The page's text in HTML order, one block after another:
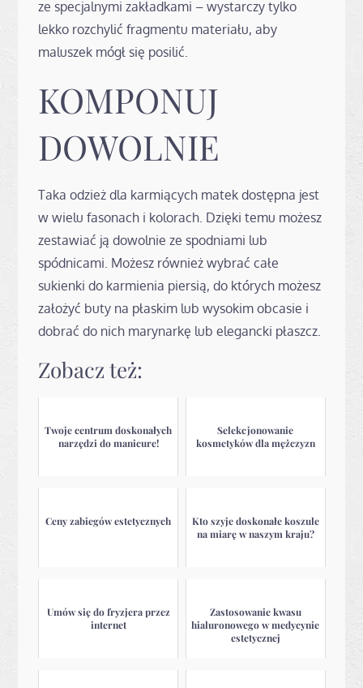
ze specjalnymi zakładkami – wystarczy tylko
lekko rozchylić fragmentu materiału, aby
maluszek mógł się posilić.
KOMPONUJ
DOWOLNIE
Taka odzież dla karmiących matek dostępna jest
w wielu fasonach i kolorach. Dzięki temu możesz
zestawiać ją dowolnie ze spodniami lub
spódnicami. Możesz również wybrać całe
sukienki do karmienia piersią, do których możesz
założyć buty na płaskim lub wysokim obcasie i
dobrać do nich marynarkę lub elegancki płaszcz.
Zobacz też:
Twoje centrum doskonałych
narzędzi do manicure!
Selekcjonowanie
kosmetyków dla mężczyzn
Ceny zabiegów estetycznych
Kto szyje doskonałe koszule
na miarę w naszym kraju?
Umów się do fryzjera przez
internet
Zastosowanie kwasu
hialuronowego w medycynie
estetycznej